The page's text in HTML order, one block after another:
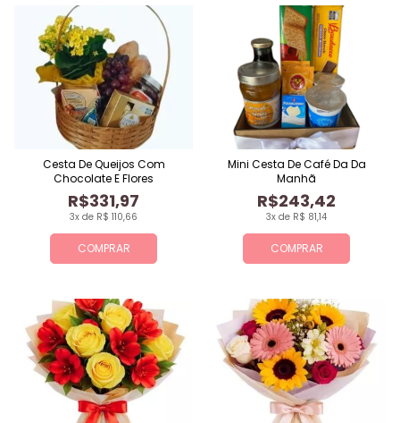
COMPRAR
3x de R$ 110,66
R$331,97
Cesta De Queijos Com
Chocolate E Flores
COMPRAR
3x de R$ 81,14
R$243,42
Mini Cesta De Café Da Da
Manhã